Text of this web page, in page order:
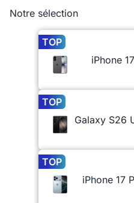
Notre sélection
TOP
iPhone 17
TOP
Galaxy S26
TOP
iPhone 17